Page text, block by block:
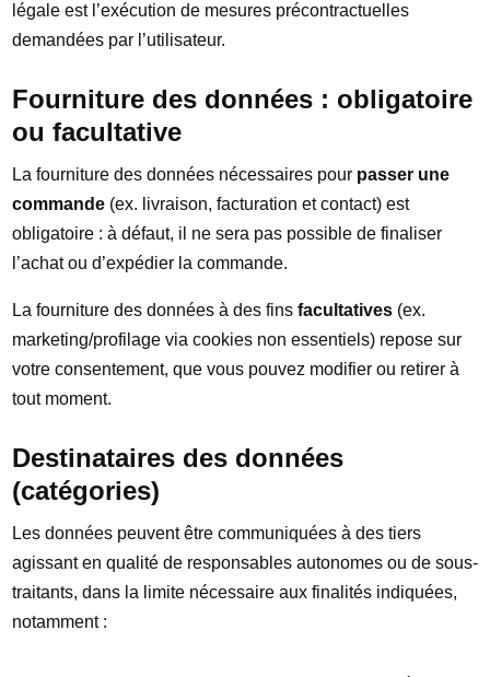
légale est l’exécution de mesures précontractuelles
demandées par l’utilisateur.
Fourniture des données : obligatoire
ou facultative
La fourniture des données nécessaires pour passer une
commande(ex. livraison, facturation et contact) est
obligatoire : à défaut, il ne sera pas possible de finaliser
l’achat ou d’expédier la commande.
La fourniture des données à des fins facultatives(ex.
marketing/profilage via cookies non essentiels) repose sur
votre consentement, que vous pouvez modifier ou retirer à
tout moment.
Destinataires des données
(catégories)
Les données peuvent être communiquées à des tiers
agissant en qualité de responsables autonomes ou de sous-
traitants, dans la limite nécessaire aux finalités indiquées,
notamment :